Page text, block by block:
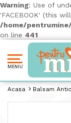
Warning: Use of
'FACEBOOK' (this
/home/
on line 441
MENIU
Acasa Balsam